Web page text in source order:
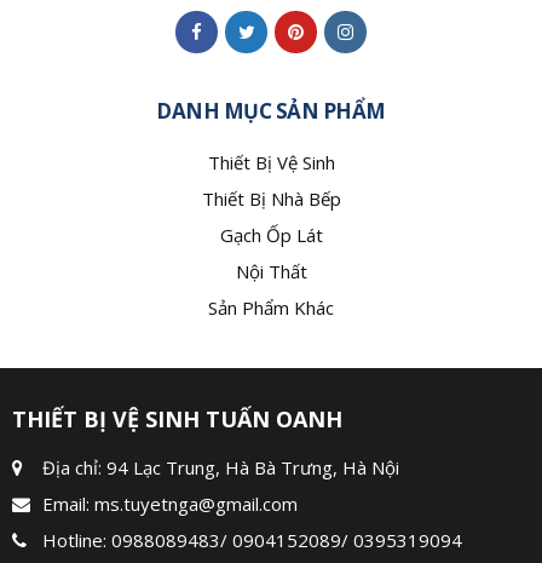
DANH MỤC SẢN PHẨM
Thiết Bị Vệ Sinh
Thiết Bị Nhà Bếp
Gạch Ốp Lát
Nội Thất
Sản Phẩm Khác
THIẾT BỊ VỆ SINH TUẤN OANH
Địa chỉ: 94 Lạc Trung, Hà Bà Trưng, Hà Nội
Email: ms.tuyetnga@gmail.com
Hotline: 0988089483/ 0904152089/ 0395319094